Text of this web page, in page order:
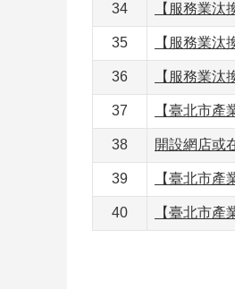
34 【服務業
35 【服務業
36 【服務業
37 【臺北市
38 開設網店或
39 【臺北市
40 【臺北市